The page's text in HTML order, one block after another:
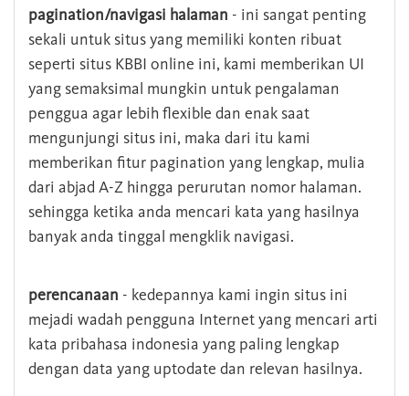
pagination/navigasi halaman - ini sangat penting
sekali untuk situs yang memiliki konten ribuat
seperti situs KBBI online ini, kami memberikan UI
yang semaksimal mungkin untuk pengalaman
penggua agar lebih flexible dan enak saat
mengunjungi situs ini, maka dari itu kami
memberikan fitur pagination yang lengkap, mulia
dari abjad A-Z hingga perurutan nomor halaman.
sehingga ketika anda mencari kata yang hasilnya
banyak anda tinggal mengklik navigasi.
perencanaan - kedepannya kami ingin situs ini
mejadi wadah pengguna Internet yang mencari arti
kata pribahasa indonesia yang paling lengkap
dengan data yang uptodate dan relevan hasilnya.